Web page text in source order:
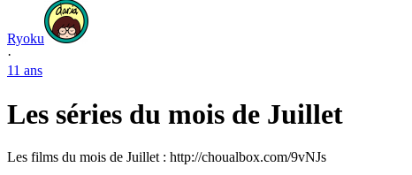
Ryoku
·
11 ans
Les séries du mois de Juillet
Les films du mois de Juillet : http://choualbox.com/9vNJs